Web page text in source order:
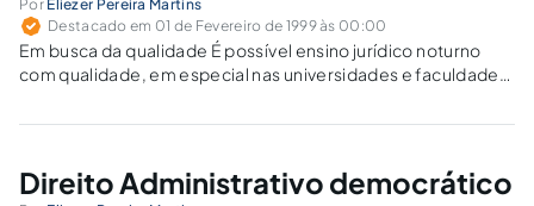
Por Eliezer Pereira Martins
Destacado em 01 de Fevereiro de 1999 às 00:00
Em busca da qualidade É possível ensino jurídico noturno
com qualidade, em especial nas universidades e faculdades
pronto aqueles que, de uma forma ou de outra, beneficiam-
Direito Administrativo democrático